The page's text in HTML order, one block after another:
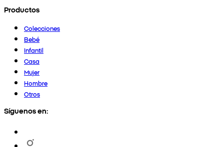
Productos
Colecciones
Bebé
Infantil
Casa
Mujer
Hombre
Otros
Síguenos en: